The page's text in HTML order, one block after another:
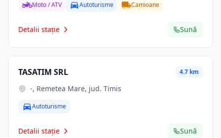
Moto / ATV Autoturisme Camioane
Detalii stație Sună
TASATIM SRL 4.7 km
-, Remetea Mare, jud. Timis
Autoturisme
Detalii stație Sună